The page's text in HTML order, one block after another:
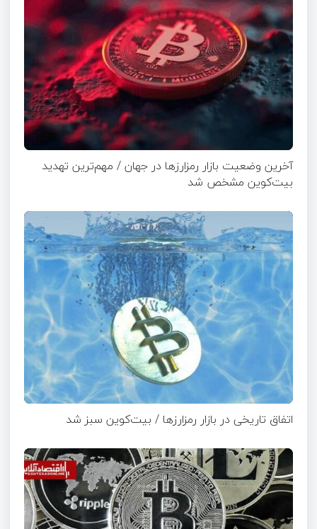
آخرین وضعیت بازار رمزارزها در جهان / مهم‌ترین تهدید
بیت‌کوین مشخص شد
اتفاق تاریخی در بازار رمزارزها / بیت‌کوین سبز شد